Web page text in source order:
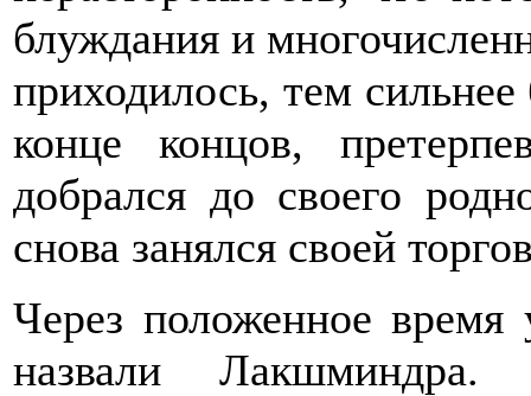
блуждания и
приходилось, тем
конце концов,
добрался до своего
снова занялся своей
Через положенное
назвали Лакшминдра.